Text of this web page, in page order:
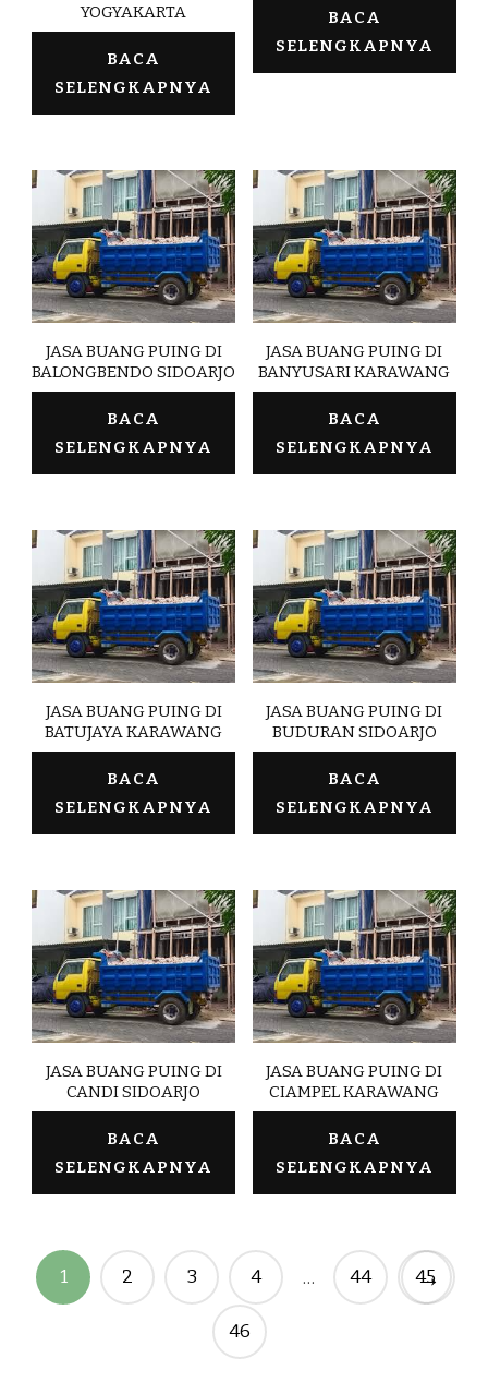
YOGYAKARTA
BACA
SELENGKAPNYA
BACA
SELENGKAPNYA
JASA BUANG PUING DI
BALONGBENDO SIDOARJO
BACA
SELENGKAPNYA
JASA BUANG PUING DI
BANYUSARI KARAWANG
BACA
SELENGKAPNYA
JASA BUANG PUING DI
BATUJAYA KARAWANG
BACA
SELENGKAPNYA
JASA BUANG PUING DI
BUDURAN SIDOARJO
BACA
SELENGKAPNYA
JASA BUANG PUING DI
CANDI SIDOARJO
BACA
SELENGKAPNYA
JASA BUANG PUING DI
CIAMPEL KARAWANG
BACA
SELENGKAPNYA
1 2 3 4 … 44 45
46
→